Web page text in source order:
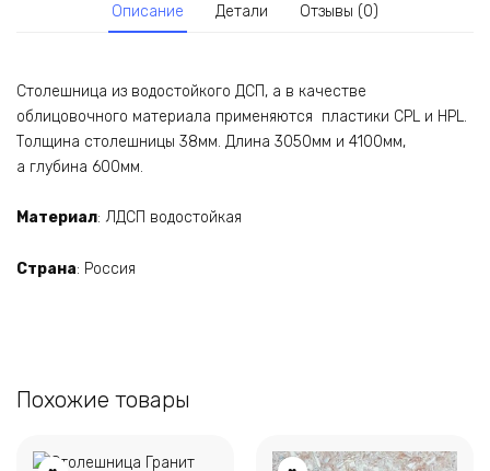
Описание Детали Отзывы (0)
Столешница из водостойкого ДСП, а в качестве
облицовочного материала применяются пластики CPL и HPL.
Толщина столешницы 38мм. Длина 3050мм и 4100мм,
а глубина 600мм.
Материал: ЛДСП водостойкая
Страна: Россия
Похожие товары